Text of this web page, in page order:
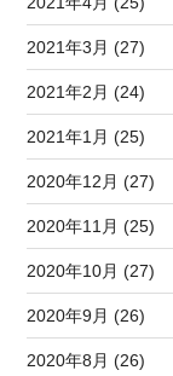
2021年3月 (27)
2021年2月 (24)
2021年1月 (25)
2020年12月 (27)
2020年11月 (25)
2020年10月 (27)
2020年9月 (26)
2020年8月 (26)